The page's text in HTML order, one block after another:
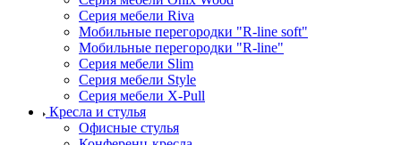
Серия мебели Riva
Мобильные перегородки "R-line soft"
Мобильные перегородки "R-line"
Серия мебели Slim
Серия мебели Style
Серия мебели X-Pull
Кресла и стулья
Офисные стулья